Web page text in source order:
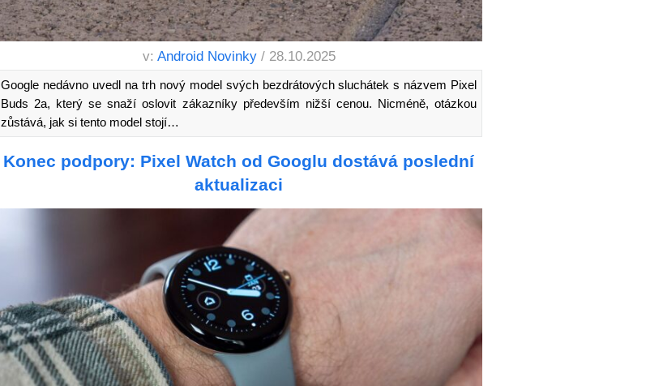
v: Android Novinky / 28.10.2025
Google nedávno uvedl na trh nový model svých bezdrátových sluchátek s názvem Pixel
Buds 2a, který se snaží oslovit zákazníky především nižší cenou. Nicméně, otázkou
zůstává, jak si tento model stojí…
Konec podpory: Pixel Watch od Googlu dostává poslední
aktualizaci